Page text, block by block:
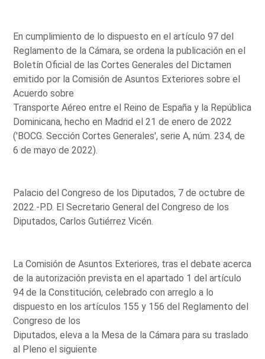
En cumplimiento de lo dispuesto en el artículo 97 del
Reglamento de la Cámara, se ordena la publicación en el
Boletín Oficial de las Cortes Generales del Dictamen
emitido por la Comisión de Asuntos Exteriores sobre el
Acuerdo sobre
Transporte Aéreo entre el Reino de España y la República
Dominicana, hecho en Madrid el 21 de enero de 2022
('BOCG. Sección Cortes Generales', serie A, núm. 234, de
6 de mayo de 2022).
Palacio del Congreso de los Diputados, 7 de octubre de
2022.-P.D. El Secretario General del Congreso de los
Diputados, Carlos Gutiérrez Vicén.
La Comisión de Asuntos Exteriores, tras el debate acerca
de la autorización prevista en el apartado 1 del artículo
94 de la Constitución, celebrado con arreglo a lo
dispuesto en los artículos 155 y 156 del Reglamento del
Congreso de los
Diputados, eleva a la Mesa de la Cámara para su traslado
al Pleno el siguiente